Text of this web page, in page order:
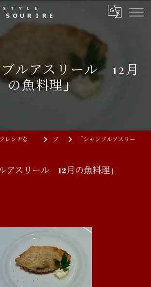
ブルアスリール 12月
の魚料理」
大分県大分市のフレンチならCHAMBRE A SOURIRE ブログ 「シャンブルアスリール 12月の魚料理」
アスリール 12月の魚料理」